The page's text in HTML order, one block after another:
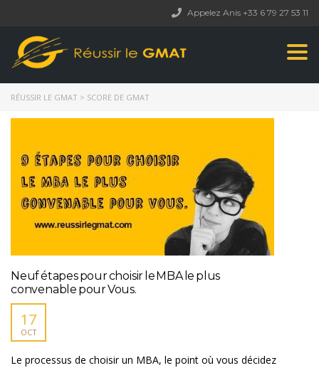
Appelez Anis +33 6 79 27 53 11
RÉUSSIR LE GMAT > SCORE DE GMAT
Neuf étapes pour choisir le MBA le plus
convenable pour Vous.
17
OCT
Le processus de choisir un MBA, le point où vous décidez